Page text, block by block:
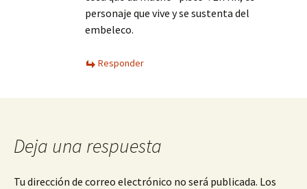
personaje que vive y se sustenta del
embeleco.
Responder
Deja una respuesta
Tu dirección de correo electrónico no será publicada. Los